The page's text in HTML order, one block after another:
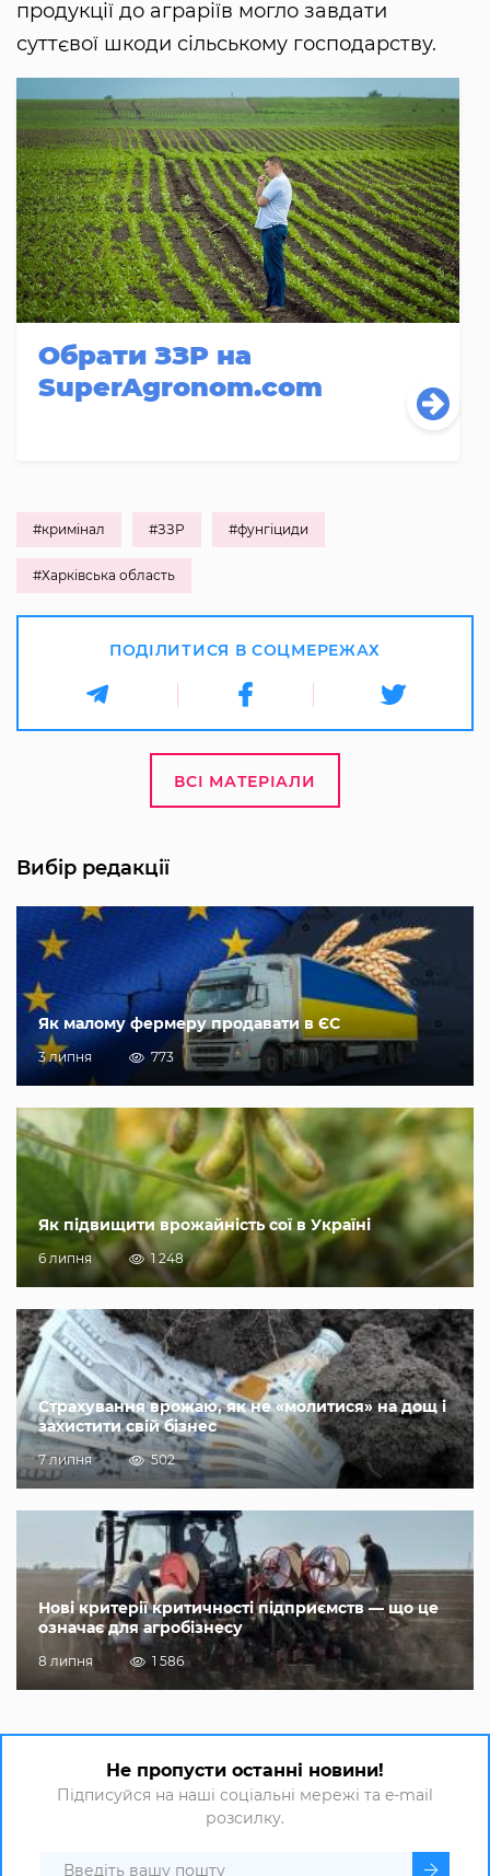
продукції до аграріїв могло завдати
суттєвої шкоди сільському господарству.
Обрати ЗЗР на
SuperAgronom.com
#кримінал #ЗЗР #фунгіциди
#Харківська область
ПОДІЛИТИСЯ В СОЦМЕРЕЖАХ
ВСІ МАТЕРІАЛИ
Вибір редакції
Як малому фермеру продавати в ЄС
3 липня 773
Як підвищити врожайність сої в Україні
6 липня 1 248
Страхування врожаю, як не «молитися» на дощ і
захистити свій бізнес
7 липня 502
Нові критерії критичності підприємств — що це
означає для агробізнесу
8 липня 1 586
Не пропусти останні новини!
Підписуйся на наші соціальні мережі та e-mail
розсилку.